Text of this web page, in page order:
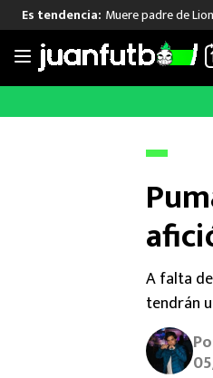
Saltar
Es tendencia: Muere padre de
LIGA MX
Chivas de Guadalajara
Liga MX Femenil
A falta
tendrán